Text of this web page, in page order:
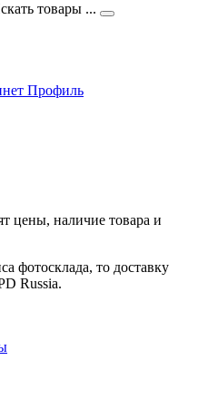
товары ...
Профиль
цены, наличие товара и
фотосклада, то доставку
Russia.